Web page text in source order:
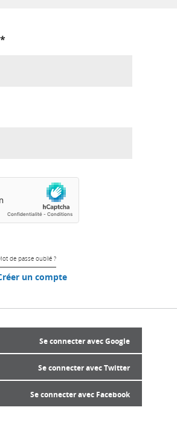
*
de passe oublié ?
un compte
Se connecter avec Google
Se connecter avec Twitter
Se connecter avec Facebook